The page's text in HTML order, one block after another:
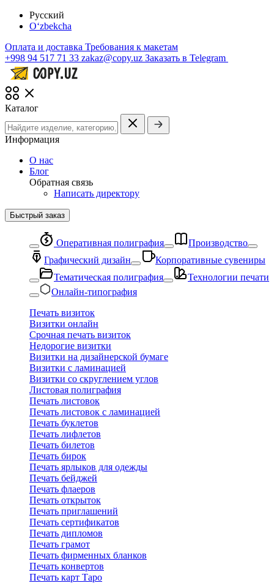
Русский
O‘zbekcha
Оплата и доставка Требования к макетам
+998 94 517 71 33 zakaz@copy.uz Заказать в Telegram
Каталог
Информация
О нас
Блог
Обратная связь
Написать директору
Быстрый заказ
Оперативная полиграфия
Производство
Графический дизайн
Корпоративные сувениры
Тематическая полиграфия
Технологии печати
Онлайн-типография
Печать визиток
Визитки онлайн
Срочная печать визиток
Недорогие визитки
Визитки на дизайнерской бумаге
Визитки с ламинацией
Визитки со скруглением углов
Листовая полиграфия
Печать листовок
Печать листовок с ламинацией
Печать буклетов
Печать лифлетов
Печать билетов
Печать бирок
Печать ярлыков для одежды
Печать бейджей
Печать флаеров
Печать открыток
Печать приглашений
Печать сертификатов
Печать дипломов
Печать грамот
Печать фирменных бланков
Печать конвертов
Печать карт Таро